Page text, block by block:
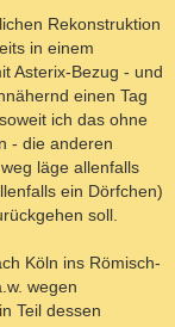
Rekonstruktion
in einem
Asterix-Bezug - und
einen Tag
ich das ohne
- die anderen
läge allenfalls
ein Dörfchen)
soll.
Köln ins Römisch-
wegen
Teil dessen